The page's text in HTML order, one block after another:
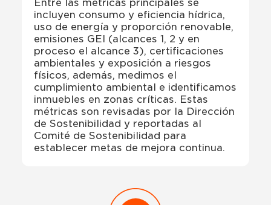
Entre las métricas principales se
incluyen consumo y eficiencia hídrica,
uso de energía y proporción renovable,
emisiones GEI (alcances 1, 2 y en
proceso el alcance 3), certificaciones
ambientales y exposición a riesgos
físicos, además, medimos el
cumplimiento ambiental e identificamos
inmuebles en zonas críticas. Estas
métricas son revisadas por la Dirección
de Sostenibilidad y reportadas al
Comité de Sostenibilidad para
establecer metas de mejora continua.